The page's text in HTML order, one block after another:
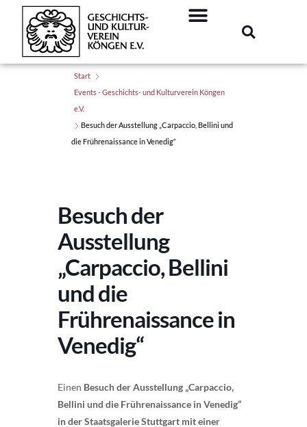
Start
Events - Geschichts- und Kulturverein Köngen
e.V.
Besuch der Ausstellung „Carpaccio, Bellini und
die Frührenaissance in Venedig“
Besuch der
Ausstellung
„Carpaccio, Bellini
und die
Frührenaissance in
Venedig“
Einen Besuch der Ausstellung „Carpaccio,
Bellini und die Frührenaissance in Venedig“
in der Staatsgalerie Stuttgart mit einer